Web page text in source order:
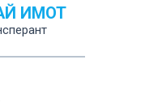
ИМОТ